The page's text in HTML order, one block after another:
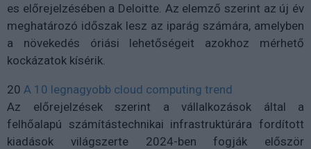
es előrejelzésében a Deloitte. Az elemző szerint az új év
meghatározó időszak lesz az iparág számára, amelyben
a növekedés óriási lehetőségeit azokhoz mérhető
kockázatok kísérik.
20 A 10 legnagyobb cloud computing trend
Az előrejelzések szerint a vállalkozások által a
felhőalapú számítástechnikai infrastruktúrára fordított
kiadások világszerte 2024-ben fogják először